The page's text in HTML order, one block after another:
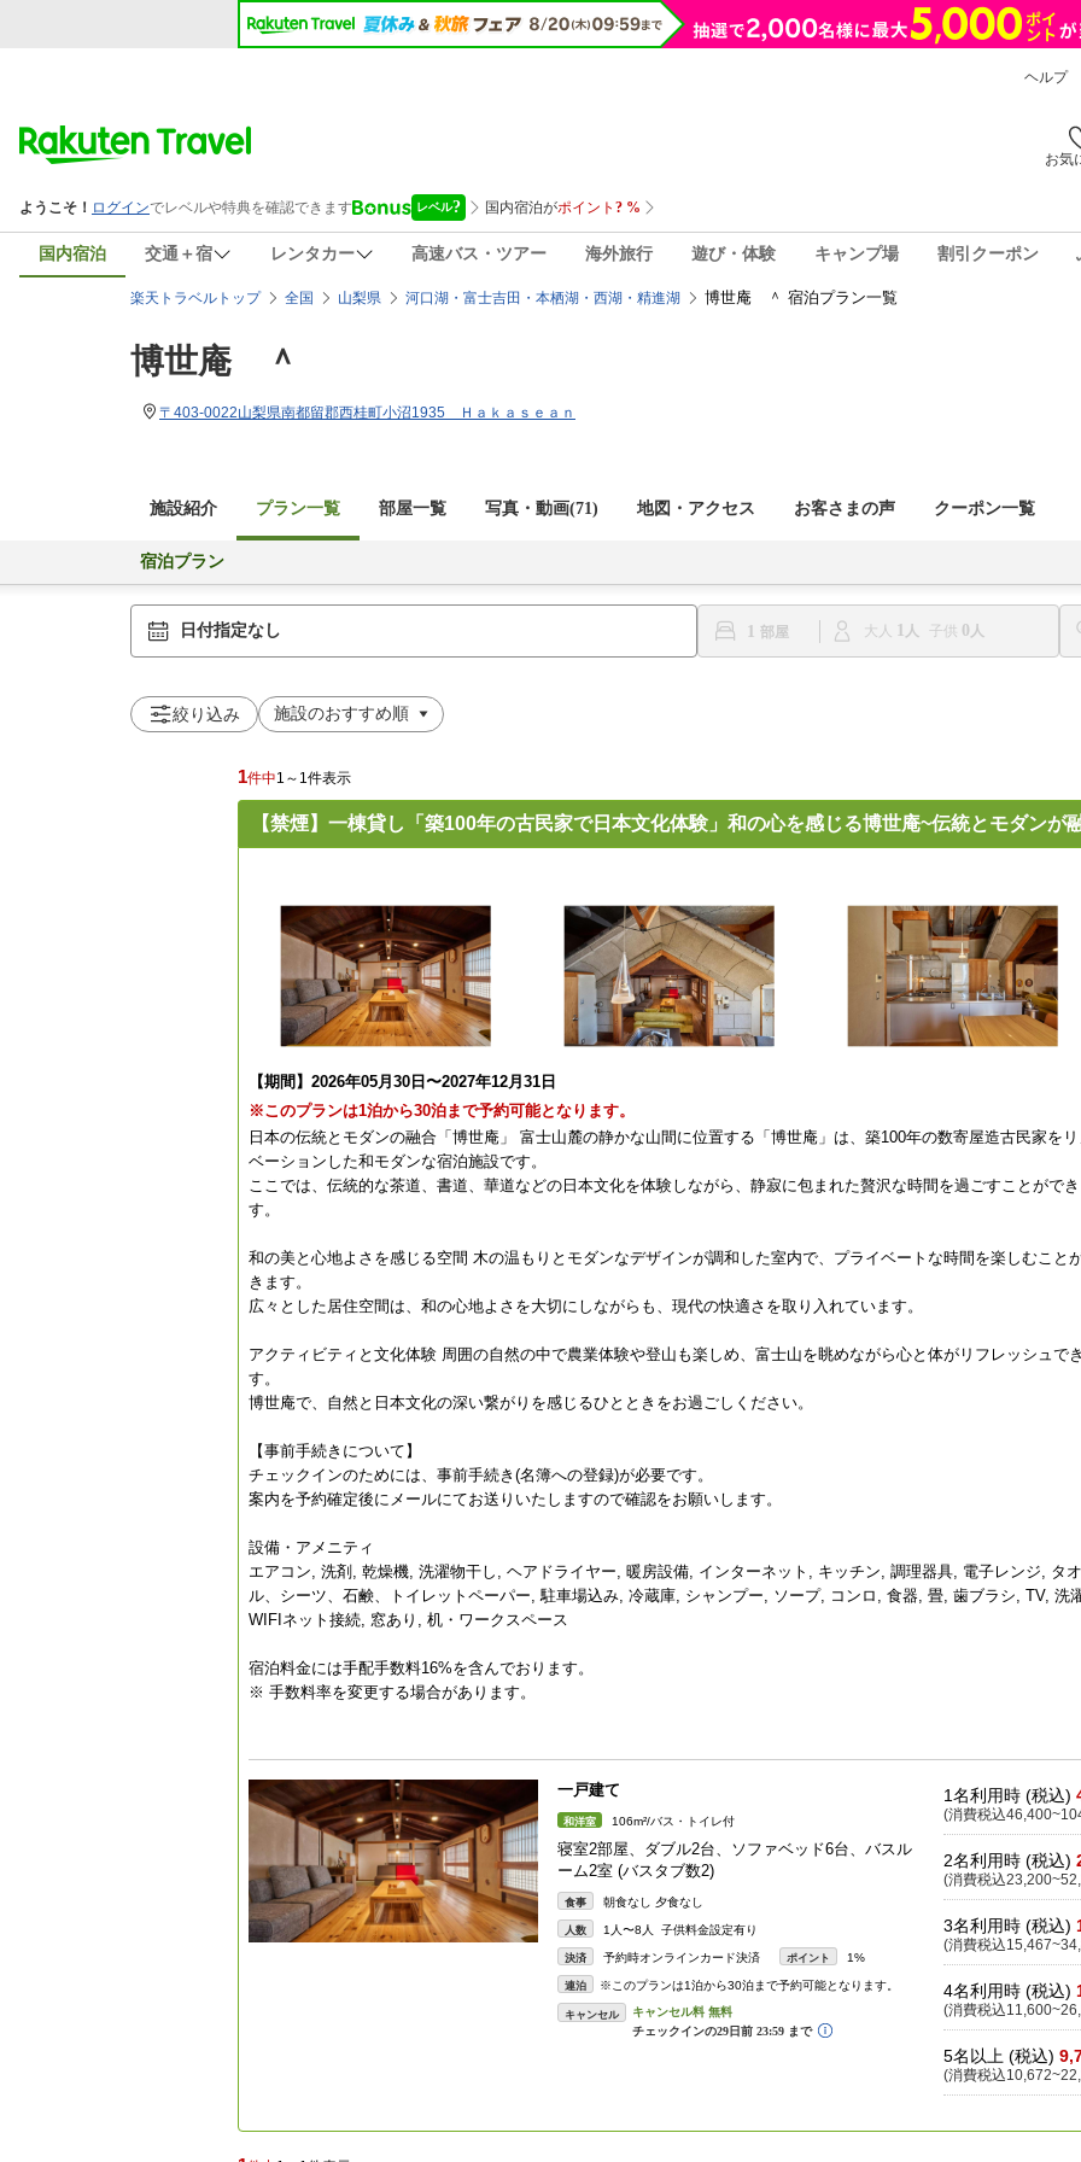
ヘルプ
お気
国内宿泊 交通＋宿 レンタカー 高速バス・ツアー 海外旅行 遊び・体験 キャンプ場 割引クーポン
楽天トラベルトップ 全国 山梨県 河口湖・富士吉田・本栖湖・西湖・精進湖 博世庵 ＾ 宿泊プラン一覧
博世庵 ＾
〒403-0022山梨県南都留郡西桂町小沼1935 Ｈａｋａｓｅａｎ
施設紹介 プラン一覧 部屋一覧 写真・動画(71) 地図・アクセス お客さまの声 クーポン一覧
宿泊プラン
日付指定なし 1 大人 1 子供 0
絞り込み
1件中1～1件表示
【禁煙】一棟貸し「築100年の古民家で日本文化体験」和の心を感じる博世庵~伝統とモダンが
【期間】2026年05月30日〜2027年12月31日
※このプランは1泊から30泊まで予約可能となります。
日本の伝統とモダンの融合「博世庵」 富士山麓の静かな山間に位置する「博世庵」は、築100年の数寄屋造古民家をリ
ベーションした和モダンな宿泊施設です。
ここでは、伝統的な茶道、書道、華道などの日本文化を体験しながら、静寂に包まれた贅沢な時間を過ごすことができ
す。
和の美と心地よさを感じる空間 木の温もりとモダンなデザインが調和した室内で、プライベートな時間を楽しむこと
きます。
広々とした居住空間は、和の心地よさを大切にしながらも、現代の快適さを取り入れています。
アクティビティと文化体験 周囲の自然の中で農業体験や登山も楽しめ、富士山を眺めながら心と体がリフレッシュで
す。
博世庵で、自然と日本文化の深い繋がりを感じるひとときをお過ごしください。
【事前手続きについて】
チェックインのためには、事前手続き(名簿への登録)が必要です。
案内を予約確定後にメールにてお送りいたしますので確認をお願いします。
設備・アメニティ
エアコン, 洗剤, 乾燥機, 洗濯物干し, ヘアドライヤー, 暖房設備, インターネット, キッチン, 調理器具, 電子レンジ, タオ
ル、シーツ、石鹸、トイレットペーパー, 駐車場込み, 冷蔵庫, シャンプー, ソープ, コンロ, 食器, 畳, 歯ブラシ, TV, 洗
WIFIネット接続, 窓あり, 机・ワークスペース
宿泊料金には手配手数料16%を含んでおります。
※ 手数料率を変更する場合があります。
一戸建て
和洋室 106m²/バス・トイレ付
寝室2部屋、ダブル2台、ソファベッド6台、バスル
ーム2室 (バスタブ数2)
食事 朝食なし 夕食なし
人数 1人〜8人 子供料金設定有り
決済 予約時オンラインカード決済 ポイント 1%
連泊 ※このプランは1泊から30泊まで予約可能となります。
キャンセル
1名利用時 (税込)
(消費税込
2名利用時 (税込)
(消費税込
3名利用時 (税込)
(消費税込
4名利用時 (税込)
(消費税込
5名以上 (税込)
(消費税込